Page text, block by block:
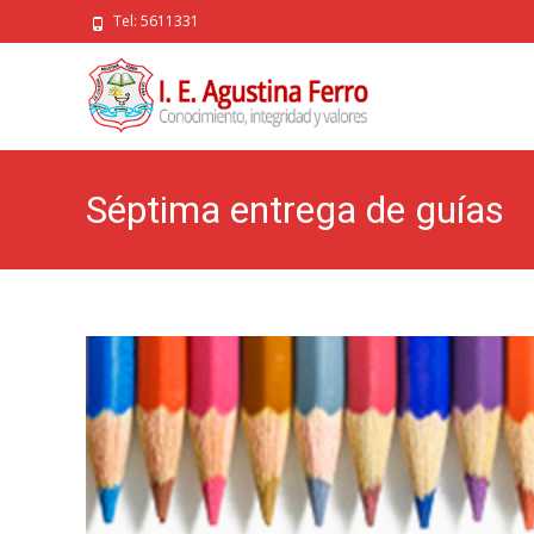
Tel: 5611331
Séptima entrega de guías